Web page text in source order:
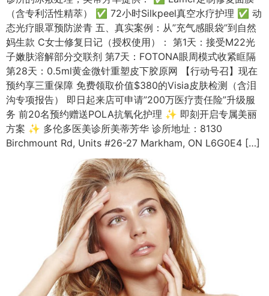
（含专利活性精萃） ✅ 72小时Silkpeel真空水疗护理 ✅ 动
态光疗眼罩预防淤青 五、真实案例：从”充气感眼袋”到自然
妈生款 C女士修复日记（授权使用）： 第1天：接受M22光
子嫩肤溶解部分交联剂 第7天：FOTONA眼周模式收紧眶隔
第28天：0.5ml黄金微针重塑皮下胶原网 【行动号召】现在
预约享三重保障 免费领取价值$380的Visia皮肤检测（含泪
沟专项报告） 即日起来店可申请”200万医疗责任险”升级服
务 前20名预约赠送POLA抗氧化护理 ✨ 即刻开启专属美丽
方案 ✨ 多伦多医美诊所美蒂芳华 诊所地址：8130
Birchmount Rd, Units #26-27 Markham, ON L6G0E4 […]